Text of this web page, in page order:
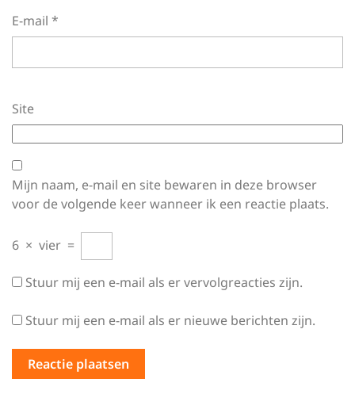
E-mail *
Site
Mijn naam, e-mail en site bewaren in deze browser
voor de volgende keer wanneer ik een reactie plaats.
6 × vier =
Stuur mij een e-mail als er vervolgreacties zijn.
Stuur mij een e-mail als er nieuwe berichten zijn.